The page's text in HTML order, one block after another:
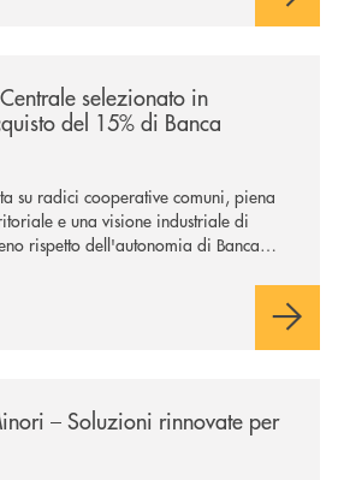
selezionato in
del 15% di Banca
su radici cooperative comuni, piena
e una visione industriale di
rispetto dell'autonomia di Banca
per la finalizzazione dell’operazione.
– Soluzioni rinnovate per